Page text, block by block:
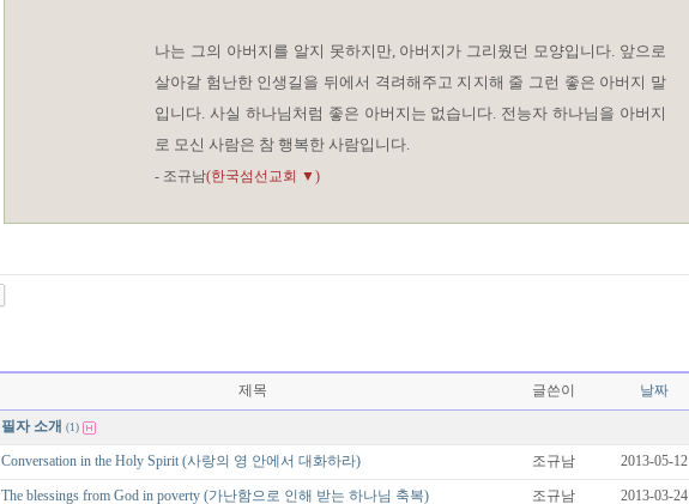
나는 그의 아버지를 알지 못하지만, 아버지가 그리웠던 모양입니다. 앞으로
살아갈 험난한 인생길을 뒤에서 격려해주고 지지해 줄 그런 좋은 아버지 말
입니다. 사실 하나님처럼 좋은 아버지는 없습니다. 전능자 하나님을 아버지
로 모신 사람은 참 행복한 사람입니다.
- 조규남(한국섬선교회 ▼)
제목 글쓴이 날짜
필자 소개 (1)
Conversation in the Holy Spirit (사랑의 영 안에서 대화하라) 조규남 2013-05-12
The blessings from God in poverty (가난함으로 인해 받는 하나님 축복) 조규남 2013-03-24